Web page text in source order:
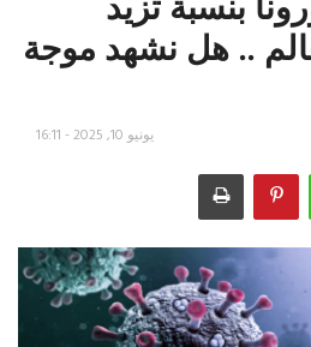
.. هل نشهد موجة
يونيو 10, 2025 - 16:11